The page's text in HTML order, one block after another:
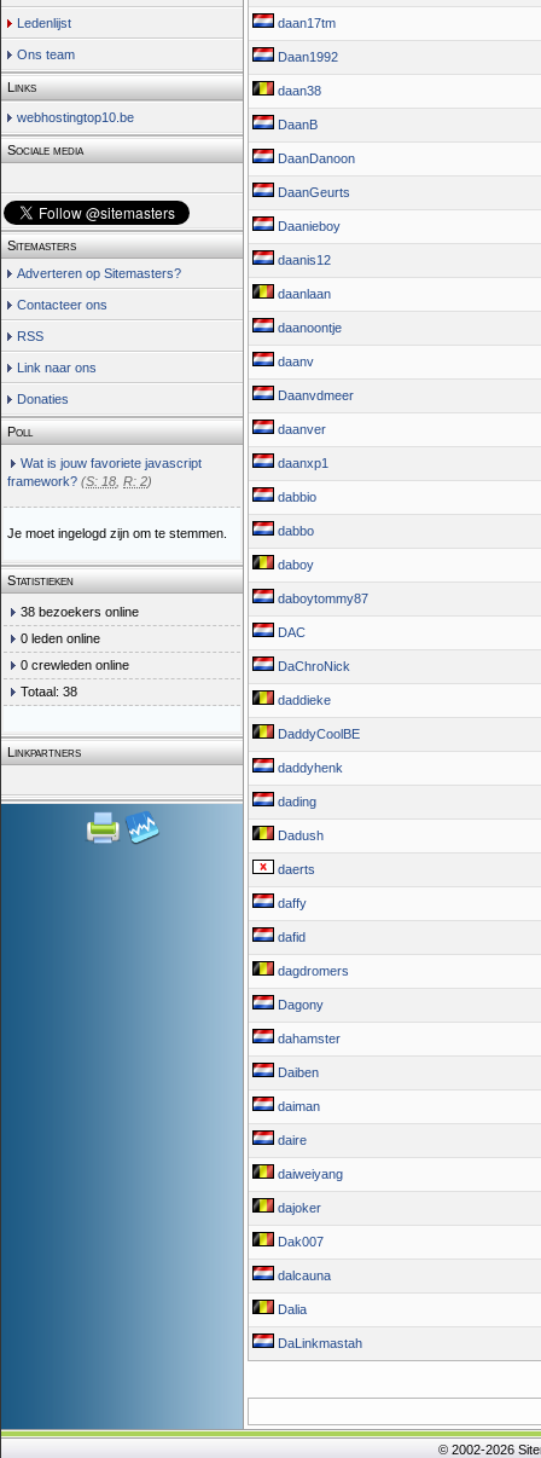
Ledenlijst
Ons team
Links
webhostingtop10.be
Sociale media
Sitemasters
Adverteren op Sitemasters?
Contacteer ons
RSS
Link naar ons
Donaties
Poll
Wat is jouw favoriete javascript
framework? (S: 18 R: 2)
Je moet ingelogd zijn om te stemmen.
Statistieken
38 bezoekers online
0 leden online
0 crewleden online
Totaal: 38
Linkpartners
daan17tm
Daan1992
daan38
DaanB
DaanDanoon
DaanGeurts
Daanieboy
daanis12
daanlaan
daanoontje
daanv
Daanvdmeer
daanver
daanxp1
dabbio
dabbo
daboy
daboytommy87
DAC
DaChroNick
daddieke
DaddyCoolBE
daddyhenk
dading
Dadush
daerts
daffy
dafid
dagdromers
Dagony
dahamster
Daiben
daiman
daire
daiweiyang
dajoker
Dak007
dalcauna
Dalia
DaLinkmastah
© 2002-2026